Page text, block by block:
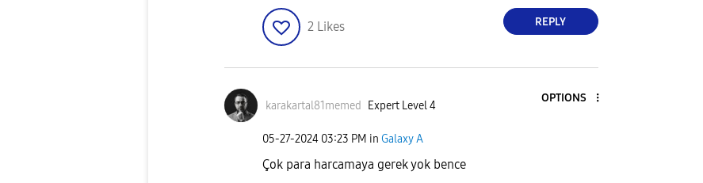
2 Likes REPLY
karakartal81memed Expert Level 4
OPTIONS
‎05-27-2024 03:23 PM in Galaxy A
Çok para harcamaya gerek yok bence